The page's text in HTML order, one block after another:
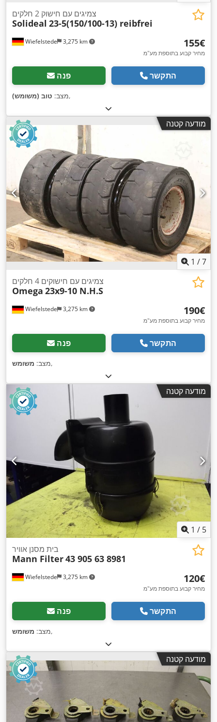
Wiefelstede 3,275 km
צמיגים עם חישוק 2 חלקים
Solideal 23-5(150/100-13) reibfrei
‏155 ‏€
מחיר קבוע בתוספת מע"מ
פנה התקשר
מצב: טוב (משומש) ,
מודעה קטנה
1 /7
Wiefelstede 3,275 km
צמיגים עם חישוקים 4 חלקים
Omega 23x9-10 N.H.S
‏190 ‏€
מחיר קבוע בתוספת מע"מ
פנה התקשר
מצב: משומש ,
מודעה קטנה
1 / 5
Wiefelstede 3,275 km
בית מסנן אוויר
Mann Filter43 905 63 8981
‏120 ‏€
מחיר קבוע בתוספת מע"מ
פנה התקשר
מצב: משומש ,
מודעה קטנה